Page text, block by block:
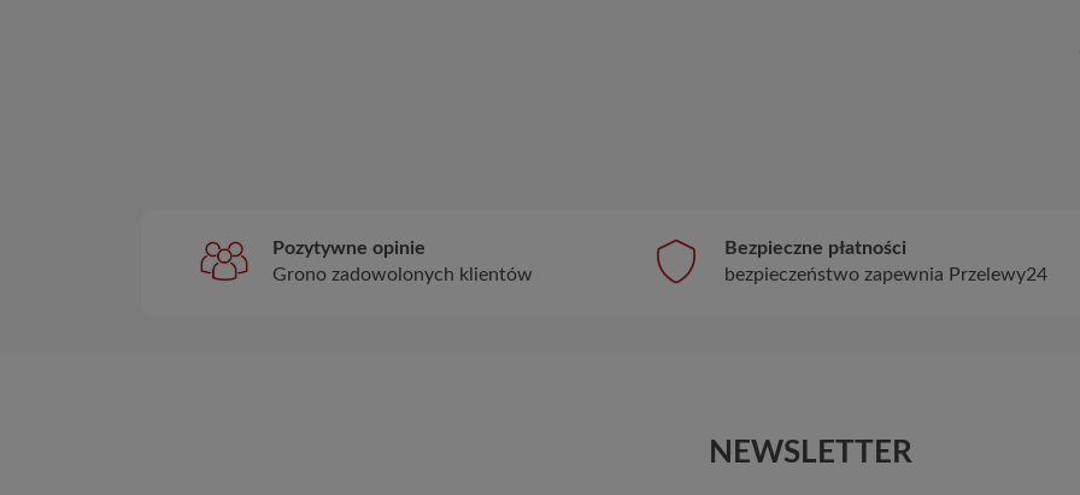
Pozytywne opinie
Grono zadowolonych klientów
Bezpieczne płatności
bezpieczeństwo zapewnia Przelewy24
NEWSLETTER